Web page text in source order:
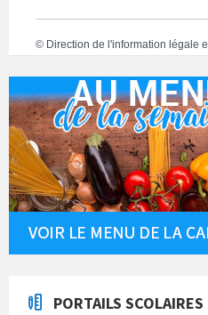
© Direction de l'information légale
PORTAILS SCOLAIRES